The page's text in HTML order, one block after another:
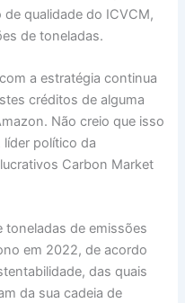
qualidade do ICVCM,
de toneladas.
a estratégia continua
créditos de alguma
Não creio que isso
líder político da
Carbon Market
toneladas de emissões
em 2022, de acordo
das quais
da sua cadeia de